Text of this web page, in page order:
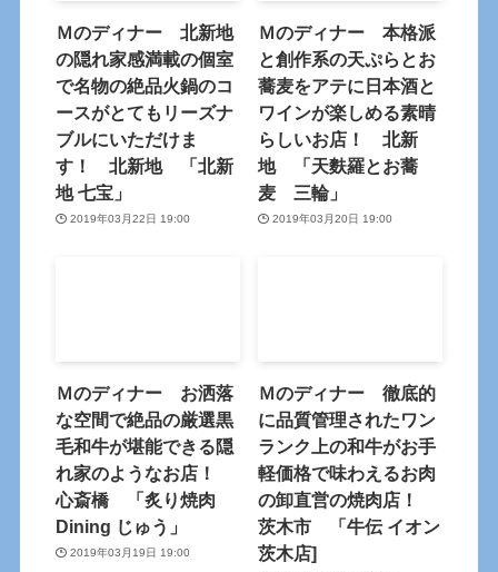
Ｍのディナー 北新地
の隠れ家感満載の個室
で名物の絶品火鍋のコ
ースがとてもリーズナ
ブルにいただけま
す！ 北新地 「北新
地 七宝」
2019年03月22日 19:00
Ｍのディナー 本格派
と創作系の天ぷらとお
蕎麦をアテに日本酒と
ワインが楽しめる素晴
らしいお店！ 北新
地 「天麩羅とお蕎
麦 三輪」
2019年03月20日 19:00
Ｍのディナー お洒落
な空間で絶品の厳選黒
毛和牛が堪能できる隠
れ家のようなお店！
心斎橋 「炙り焼肉
Dining じゅう」
2019年03月19日 19:00
Ｍのディナー 徹底的
に品質管理されたワン
ランク上の和牛がお手
軽価格で味わえるお肉
の卸直営の焼肉店！
茨木市 「牛伝 イオン
茨木店]